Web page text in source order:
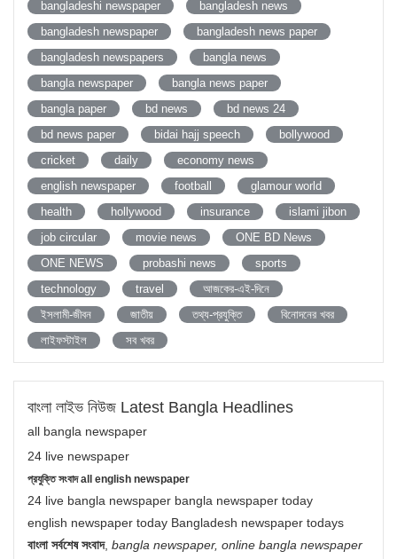
bangladeshi newspaper
bangladesh news
bangladesh newspaper
bangladesh news paper
bangladesh newspapers
bangla news
bangla newspaper
bangla news paper
bangla paper
bd news
bd news 24
bd news paper
bidai hajj speech
bollywood
cricket
daily
economy news
english newspaper
football
glamour world
health
hollywood insurance
islami jibon
job circular
movie news
ONE BD News
ONE NEWS
probashi news
sports
technology
travel
আজকের-এই-দিনে
ইসলামী-জীবন
জাতীয় তথ্য-প্রযুক্তি
বিনোদনের খবর
লাইফস্টাইল
সব খবর
বাংলা লাইভ নিউজ Latest Bangla Headlines
all bangla newspaper
24 live newspaper
প্রযুক্তি সংবাদ all english newspaper
24 live bangla newspaper bangla newspaper today
english newspaper today Bangladesh newspaper todays
বাংলা সর্বশেষ সংবাদ, bangla newspaper, online bangla newspaper